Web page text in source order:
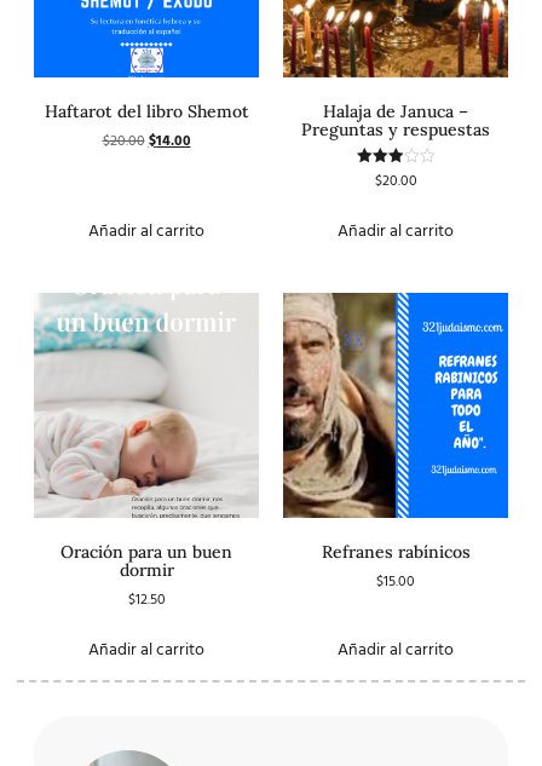
Haftarot del libro Shemot
$20.00$14.00
Añadir al carrito
Halaja de Januca –
Preguntas y respuestas
Valorado
con
$20.00
Añadir al carrito
Oración para un buen
dormir
$12.50
Añadir al carrito
Refranes rabínicos
$15.00
Añadir al carrito